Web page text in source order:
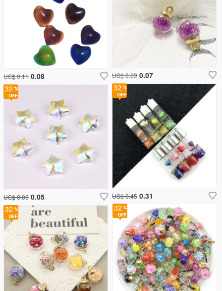
US$ 0.11 0.08
32
32
US$ 0.06 0.05
US$ 0.09 0.07
32
32
US$ 0.45 0.31